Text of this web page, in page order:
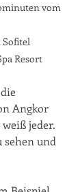
vom
Sofitel
Resort
Angkor
jeder.
sehen und